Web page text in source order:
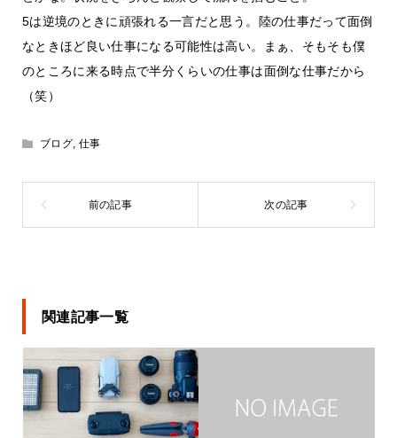
5は逆境のときに頑張れる一言だと思う。陸の仕事だって面倒
なときほど良い仕事になる可能性は高い。まぁ、そもそも僕
のところに来る時点で半分くらいの仕事は面倒な仕事だから
（笑）
ブログ, 仕事
関連記事一覧